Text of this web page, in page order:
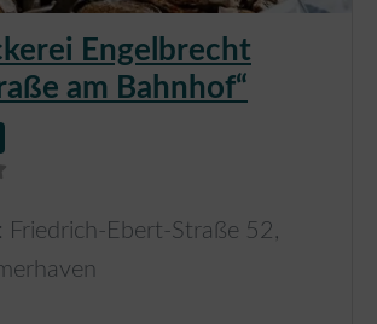
Engelbrecht
am Bahnhof“
Friedrich-Ebert-Straße 52 ,